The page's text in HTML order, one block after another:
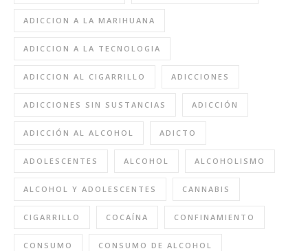
ADICCION A LA MARIHUANA
ADICCION A LA TECNOLOGIA
ADICCION AL CIGARRILLO ADICCIONES
ADICCIONES SIN SUSTANCIAS ADICCIÓN
ADICCIÓN AL ALCOHOL ADICTO
ADOLESCENTES ALCOHOL ALCOHOLISMO
ALCOHOL Y ADOLESCENTES CANNABIS
CIGARRILLO COCAÍNA CONFINAMIENTO
CONSUMO CONSUMO DE ALCOHOL